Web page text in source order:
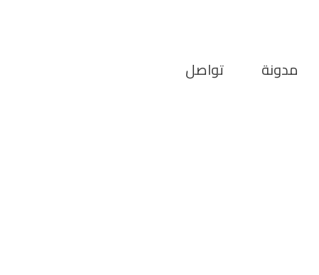
مدونة تواصل